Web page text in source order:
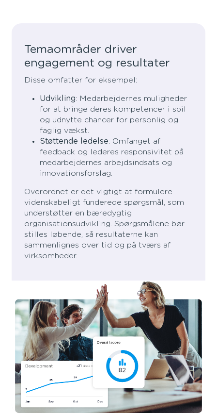
Temaområder driver
engagement og resultater
Disse omfatter for eksempel:
Udvikling: Medarbejdernes muligheder
for at bringe deres kompetencer i spil
og udnytte chancer for personlig og
faglig vækst.
Støttende ledelse: Omfanget af
feedback og lederes responsivitet på
medarbejdernes arbejdsindsats og
innovationsforslag.
Overordnet er det vigtigt at formulere
videnskabeligt funderede spørgsmål, som
understøtter en bæredygtig
organisationsudvikling. Spørgsmålene bør
stilles løbende, så resultaterne kan
sammenlignes over tid og på tværs af
virksomheder.